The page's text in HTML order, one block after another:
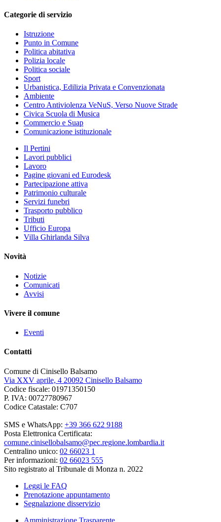
Categorie di servizio
Istruzione
Punto in Comune
Politica abitativa
Polizia locale
Politica sociale
Sport
Urbanistica, Edilizia Privata e Convenzionata
Ambiente
Centro Antiviolenza VeNuS, Verso Nuove Strade
Civica Scuola di Musica
Commercio e Suap
Comunicazione istituzionale
Il Pertini
Lavori pubblici
Lavoro
Pagine giovani ed Eurodesk
Partecipazione attiva
Patrimonio culturale
Servizi funebri
Trasporto pubblico
Tributi
Ufficio Europa
Villa Ghirlanda Silva
Novità
Notizie
Comunicati
Avvisi
Vivere il comune
Eventi
Contatti
Comune di Cinisello Balsamo
Via XXV aprile, 4 20092 Cinisello Balsamo
Codice fiscale: 01971350150
P. IVA: 00727780967
Codice Catastale: C707
SMS e WhatsApp: +39 366 622 9188
Posta Elettronica Certificata:
comune.cinisellobalsamo@pec.regione.lombardia.it
Centralino unico: 02 66023 1
Per informazioni: 02 66023 555
Sito registrato al Tribunale di Monza n. 2022
Leggi le FAQ
Prenotazione appuntamento
Segnalazione disservizio
Amministrazione Trasparente